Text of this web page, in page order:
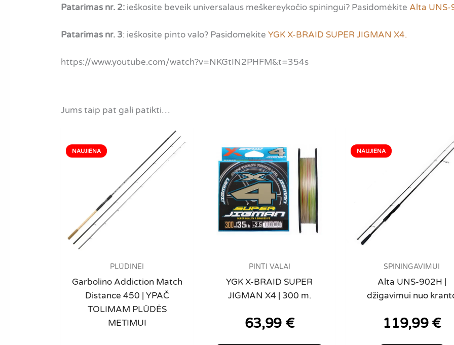
Patarimas nr. 2: ieškosite beveik universalaus meškereykočio spiningui? Pasidomėkite Alta UNS-
Patarimas nr. 3: ieškosite pinto valo? Pasidomėkite YGK X-BRAID SUPER JIGMAN X4.
https://www.youtube.com/watch?v=NKGtIN2PHFM&t=354s
Jums taip pat gali patikti…
PLŪDINEI
Garbolino Addiction Match
Distance 450 | YPAČ
TOLIMAM PLŪDĖS
METIMUI
PINTI VALAI
YGK X-BRAID SUPER
JIGMAN X4 | 300 m.
63,99 €
SPININGAVIMUI
Alta UNS-902H |
džigavimui nuo
119,99 €